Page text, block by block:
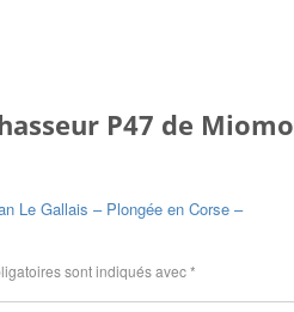
P47 de
Le Gallais – Plongée en Corse –
sont indiqués avec*